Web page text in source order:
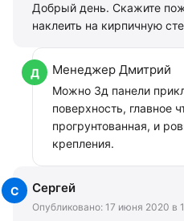
Добрый день. Скажите
наклеить на кирпичную
Менеджер Дмитрий
Можно 3д панели
поверхность, главное
прогрунтованная, и
крепления.
Сергей
Опубликовано: 17 июня 2020 в